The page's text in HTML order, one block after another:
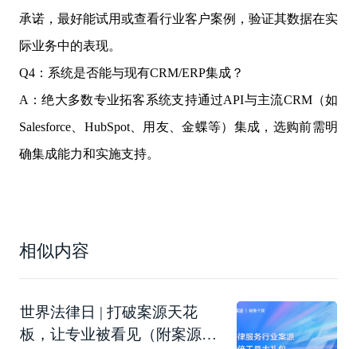
承诺，最好能试用或查看行业客户案例，验证其数据在实
际业务中的表现。
Q4：系统是否能与现有CRM/ERP集成？
A：绝大多数专业拓客系统支持通过API与主流CRM（如
Salesforce、HubSpot、用友、金蝶等）集成，选购前需明
确集成能力和实施支持。
相似内容
世界法律日 | 打破案源天花
板，让专业被看见（附案源翻